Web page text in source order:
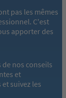
pas les mêmes
C'est
apporter des
nos conseils
et
suivez les